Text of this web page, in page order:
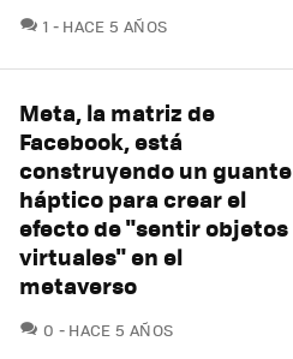
1 COMENTARIOS
HACE 5 AÑOS
Meta, la matriz de
Facebook, está
construyendo un guante
háptico para crear el
efecto de "sentir objetos
virtuales" en el
metaverso
0 COMENTARIOS
HACE 5 AÑOS